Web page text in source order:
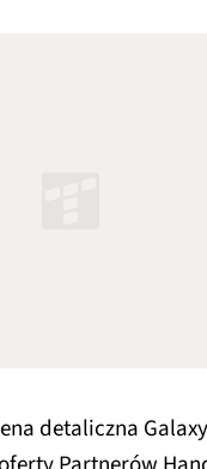
detaliczna